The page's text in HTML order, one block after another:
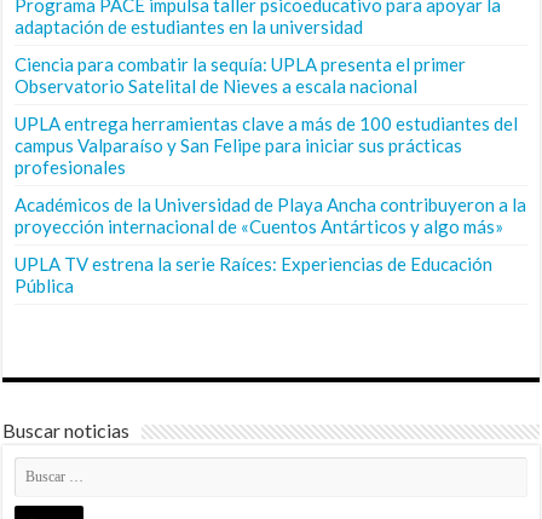
adaptación de estudiantes en la universidad
Ciencia para combatir la sequía: UPLA presenta el primer
Observatorio Satelital de Nieves a escala nacional
UPLA entrega herramientas clave a más de 100 estudiantes del
campus Valparaíso y San Felipe para iniciar sus prácticas
profesionales
Académicos de la Universidad de Playa Ancha contribuyeron a la
proyección internacional de «Cuentos Antárticos y algo más»
UPLA TV estrena la serie Raíces: Experiencias de Educación
Pública
Buscar noticias